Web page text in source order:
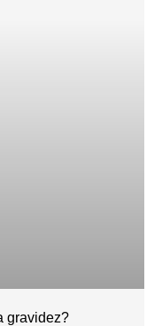
gravidez?